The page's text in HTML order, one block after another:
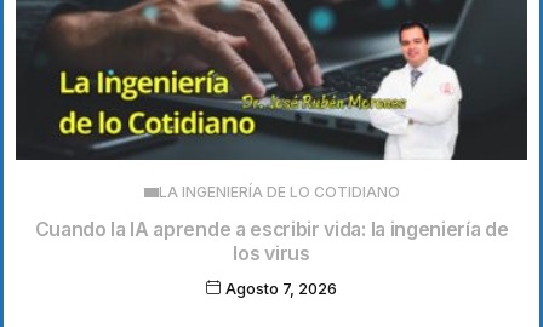
LA INGENIERÍA DE LO COTIDIANO
Cuando la IA aprende a escribir vida: la ingeniería de
los virus
Agosto 7, 2026